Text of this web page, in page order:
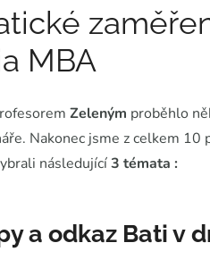
MBA
Zeleným proběhlo
Nakonec jsme z celkem
následující3 témata :
a odkaz Bati v